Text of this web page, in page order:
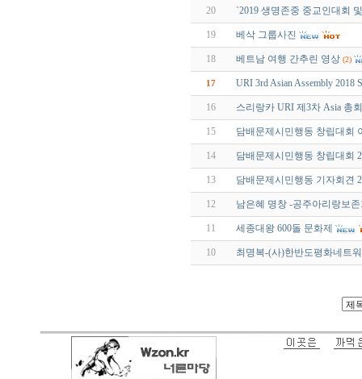
20 `2019 생명존중 중교인대회
19 베삭 그룹사진
18 베트남 여행 간추린 영상 (2)
17 URI 3rd Asian Assembly 2018
16 스리랑카 URI 제3차 Asia 총
15 담배문제시민행동 창립대회
14 담배문제시민행동 창립대회
13 담배문제시민행동 기자회견
12 남은혜 명창 -공주아리랑보
11 세종대왕 600돌 문화제
10 최명복-(사)한반도평화네트